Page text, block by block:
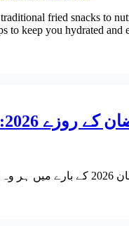
fried snacks to
to keep you hydrated
صحت، روحانیت اور پیداواری کے لیے حتمی رہنما